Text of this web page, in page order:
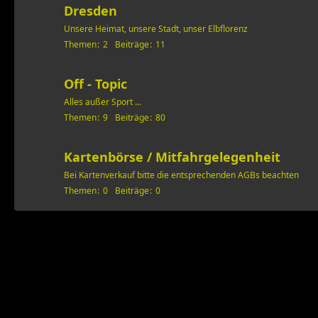
Dresden
Unsere Heimat, unsere Stadt, unser Elbflorenz
Themen 2 Beiträge 11
Off - Topic
Alles außer Sport ...
Themen 9 Beiträge 80
Kartenbörse / Mitfahrgelegenheit
Bei Kartenverkauf bitte die entsprechenden AGBs beachten
Themen 0 Beiträge 0